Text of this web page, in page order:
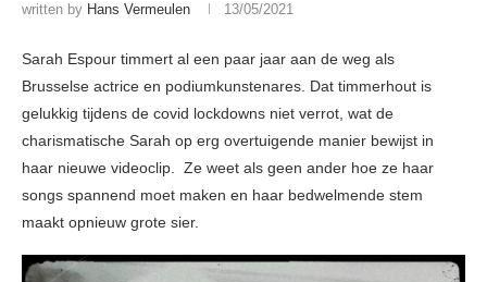
written by Hans Vermeulen 13/05/2021
Sarah Espour timmert al een paar jaar aan de weg als
Brusselse actrice en podiumkunstenares. Dat timmerhout is
gelukkig tijdens de covid lockdowns niet verrot, wat de
charismatische Sarah op erg overtuigende manier bewijst in
haar nieuwe videoclip. Ze weet als geen ander hoe ze haar
songs spannend moet maken en haar bedwelmende stem
maakt opnieuw grote sier.